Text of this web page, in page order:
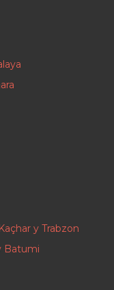
y Trabzon
Batumi